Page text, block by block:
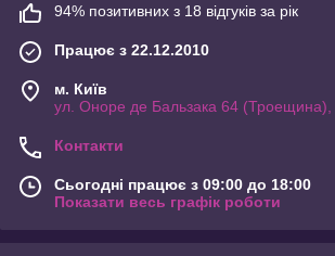
94% позитивних з 18 відгуків за рік
Працює з 22.12.2010
м. Київ
ул. Оноре де Бальзака 64 (Троещина),
Контакти
Сьогодні працює з 09:00 до 18:00
Показати весь графік роботи